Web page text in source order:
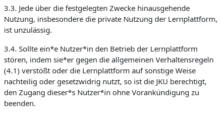
3.3. Jede über die festgelegten Zwecke hinausgehende
Nutzung, insbesondere die private Nutzung der Lernplattform,
ist unzulässig.
3.4. Sollte ein*e Nutzer*in den Betrieb der Lernplattform
stören, indem sie*er gegen die allgemeinen Verhaltensregeln
(4.1) verstößt oder die Lernplattform auf sonstige Weise
nachteilig oder gesetzwidrig nutzt, so ist die JKU berechtigt,
den Zugang dieser*s Nutzer*in ohne Vorankündigung zu
beenden.